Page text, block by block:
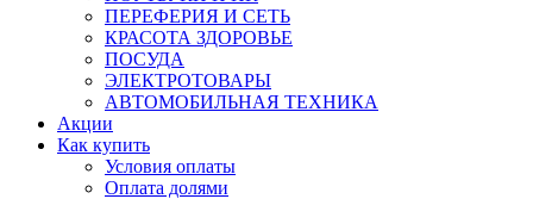
ПЕРЕФЕРИЯ И СЕТЬ
КРАСОТА ЗДОРОВЬЕ
ПОСУДА
ЭЛЕКТРОТОВАРЫ
АВТОМОБИЛЬНАЯ ТЕХНИКА
Акции
Как купить
Условия оплаты
Оплата долями